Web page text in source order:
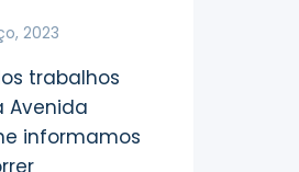
2023
trabalhos
Avenida
informamos